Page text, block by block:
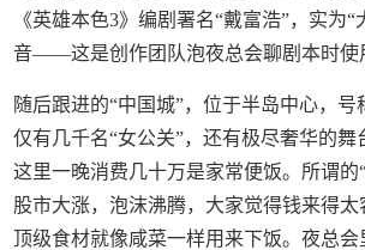
《英雄本色3》编剧署名“戴富浩”，实为
音——这是创作团队泡夜总会聊剧本时使
随后跟进的“中国城”，位于半岛中心，号
仅有几千名“女公关”，还有极尽奢华的舞
这里一晚消费几十万是家常便饭。所谓的
股市大涨，泡沫沸腾，大家觉得钱来得
顶级食材就像咸菜一样用来下饭。夜总会